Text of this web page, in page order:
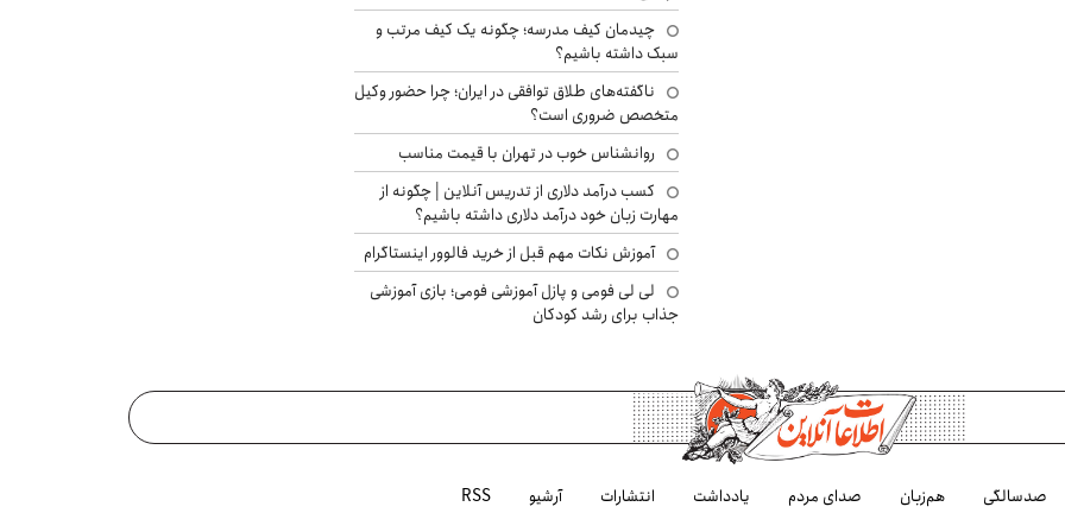
چیدمان کیف مدرسه؛ چگونه یک کیف مرتب و
سبک داشته باشیم؟
ناگفته‌های طلاق توافقی در ایران؛ چرا حضور وکیل
متخصص ضروری است؟
روانشناس خوب در تهران با قیمت مناسب
کسب درآمد دلاری از تدریس آنلاین | چگونه از
مهارت زبان خود درآمد دلاری داشته باشیم؟
آموزش نکات مهم قبل از خرید فالوور اینستاگرام
لی لی فومی و پازل آموزشی فومی؛ بازی آموزشی
جذاب برای رشد کودکان
صدسالگی هم‌زبان صدای مردم یادداشت انتشارات آرشیو RSS